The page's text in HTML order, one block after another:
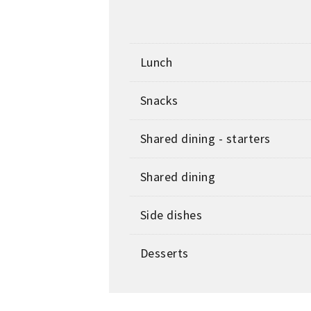
Lunch
Snacks
Shared dining - starters
Shared dining
Side dishes
Desserts